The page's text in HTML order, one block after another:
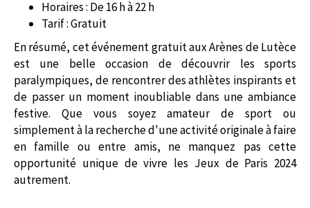
Horaires : De 16 h à 22 h
Tarif : Gratuit
En résumé, cet événement gratuit aux Arènes de Lutèce
est une belle occasion de découvrir les sports
paralympiques, de rencontrer des athlètes inspirants et
de passer un moment inoubliable dans une ambiance
festive. Que vous soyez amateur de sport ou
simplement à la recherche d'une activité originale à faire
en famille ou entre amis, ne manquez pas cette
opportunité unique de vivre les Jeux de Paris 2024
autrement.